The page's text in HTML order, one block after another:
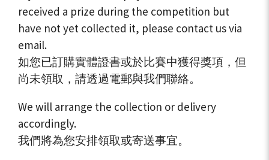
received a prize during the competition but
have not yet collected it, please contact us via
email.
如您已訂購實體證書或於比賽中獲得獎項，但
尚未領取，請透過電郵與我們聯絡。
We will arrange the collection or delivery
accordingly.
我們將為您安排領取或寄送事宜。